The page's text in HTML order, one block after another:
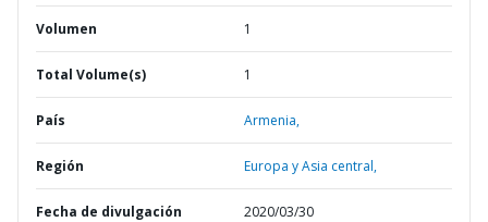
Volumen 1
Total Volume(s) 1
País Armenia,
Región Europa y Asia central,
Fecha de divulgación 2020/03/30